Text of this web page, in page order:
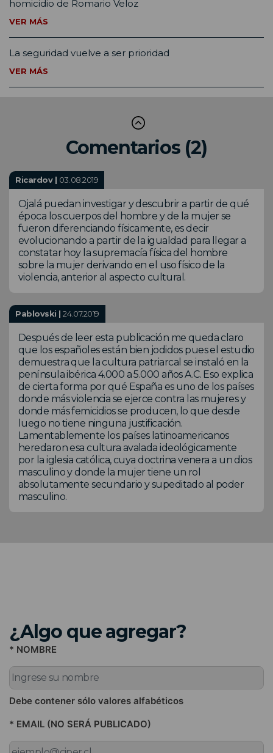
homicidio de Romario Veloz
VER MÁS
La seguridad vuelve a ser prioridad
VER MÁS
Comentarios (2)
Ricardov | 03.08.2019
Ojalá puedan investigar y descubrir a partir de qué
época los cuerpos del hombre y de la mujer se
fueron diferenciando físicamente, es decir
evolucionando a partir de la igualdad para llegar a
constatar hoy la supremacía física del hombre
sobre la mujer derivando en el uso físico de la
violencia, anterior al aspecto cultural.
Pablovski |24.07.2019
Después de leer esta publicación me queda claro
que los españoles están bien jodidos pues el estudio
demuestra que la cultura patriarcal se instaló en la
península ibérica 4.000 a 5.000 años A.C. Eso explica
de cierta forma por qué España es uno de los países
donde más violencia se ejerce contra las mujeres y
donde más femicidios se producen, lo que desde
luego no tiene ninguna justificación.
Lamentablemente los países latinoamericanos
heredaron esa cultura avalada ideológicamente
por la iglesia católica, cuya doctrina venera a un dios
masculino y donde la mujer tiene un rol
absolutamente secundario y supeditado al poder
masculino.
¿Algo que agregar?
* NOMBRE
Debe contener sólo valores alfabéticos
* EMAIL (NO SERÁ PUBLICADO)